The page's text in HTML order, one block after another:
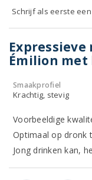
Schrijf als eerste
Émilion
Smaakprofiel
Krachtig, stevig
Voorbeeldige
Optimaal op dronk
Jong drinken kan,